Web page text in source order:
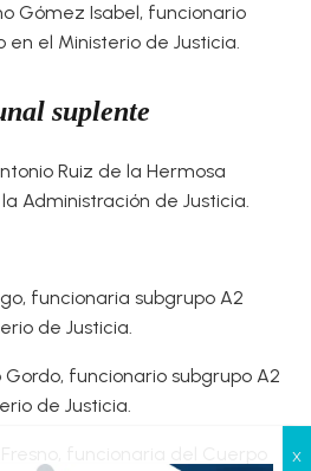
Gómez Isabel, funcionario
en el Ministerio de Justicia.
suplente
Ruiz de la Hermosa
Administración de Justicia.
funcionaria subgrupo A2
de Justicia.
funcionario subgrupo A2
de Justicia.